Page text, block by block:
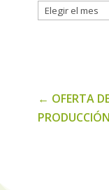
Histórico
← OFERTA
PRODUCCIÓN